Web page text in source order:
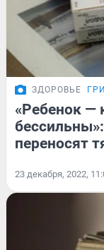
ЗДОРОВЬЕ
«Ребенок —
переносят
23 декабря, 2022,